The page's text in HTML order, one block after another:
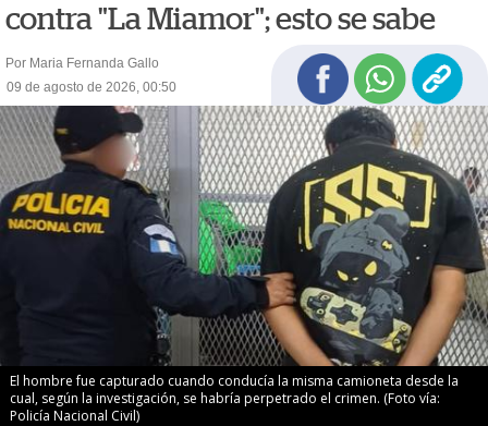
contra "La Miamor"; esto se sabe
Por Maria Fernanda Gallo
09 de agosto de 2026, 00:50
El hombre fue capturado cuando conducía la misma camioneta desde la
cual, según la investigación, se habría perpetrado el crimen. (Foto vía:
Policía Nacional Civil)